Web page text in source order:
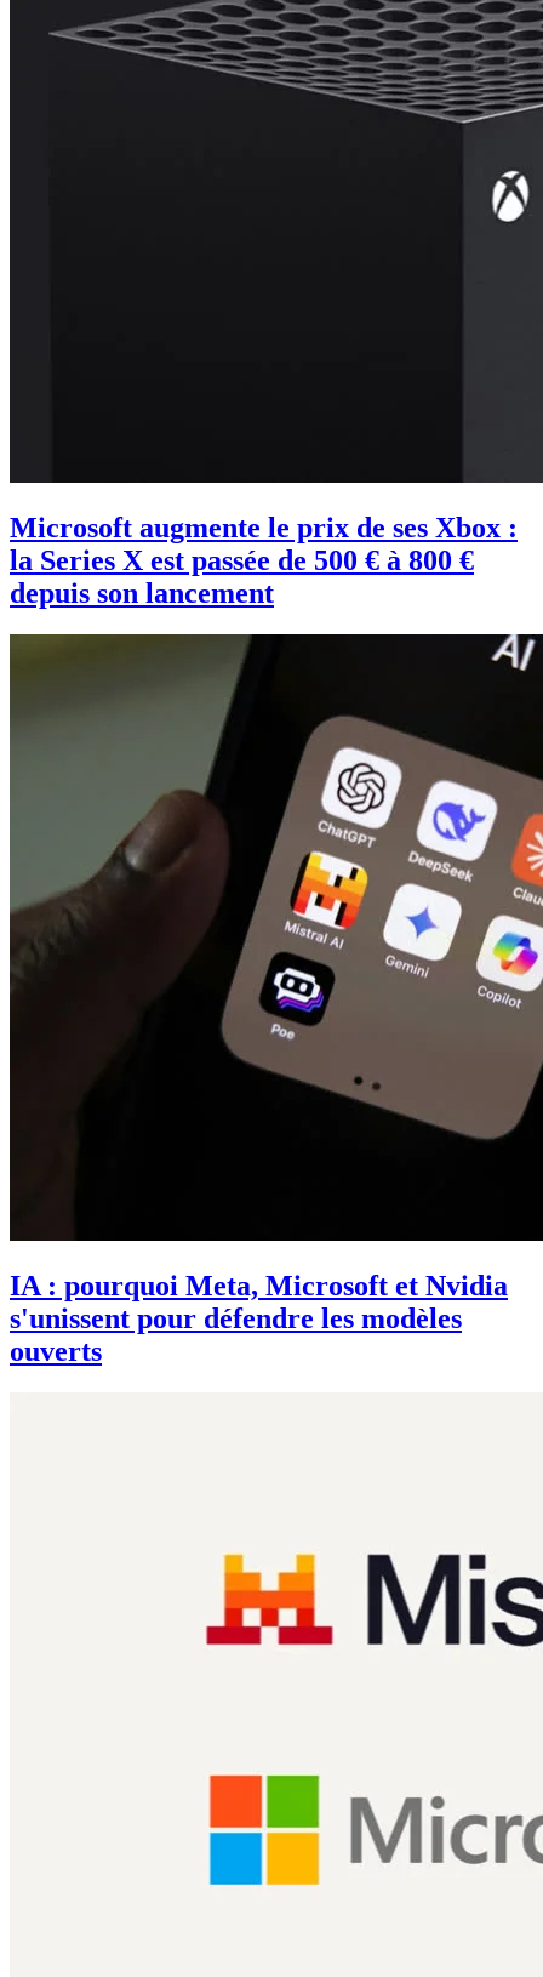
Microsoft augmente le prix de ses Xbox :
la Series X est passée de 500 € à 800 €
depuis son lancement
IA : pourquoi Meta, Microsoft et Nvidia
s'unissent pour défendre les modèles
ouverts